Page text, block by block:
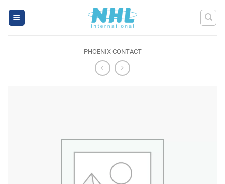
PHOENIX CONTACT